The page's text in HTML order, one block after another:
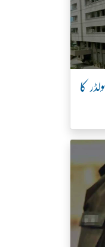
کا